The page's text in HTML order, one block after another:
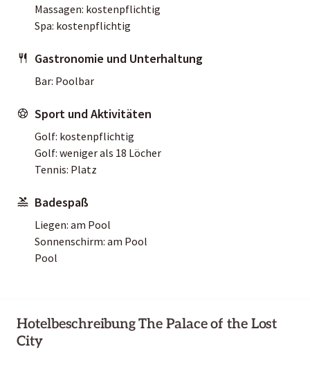
Massagen: kostenpflichtig
Spa: kostenpflichtig
Gastronomie und Unterhaltung
Bar: Poolbar
Sport und Aktivitäten
Golf: kostenpflichtig
Golf: weniger als 18 Löcher
Tennis: Platz
Badespaß
Liegen: am Pool
Sonnenschirm: am Pool
Pool
Hotelbeschreibung The Palace of the Lost
City